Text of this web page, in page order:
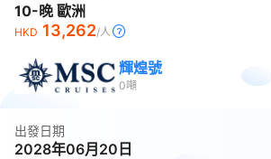
10-晚 歐洲
HKD 13,262/人
輝煌號
0噸
出發日期
2028年06月20日